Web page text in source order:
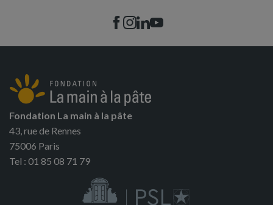
Fondation La main à la pâte
43, rue de Rennes
75006 Paris
Tel : 01 85 08 71 79